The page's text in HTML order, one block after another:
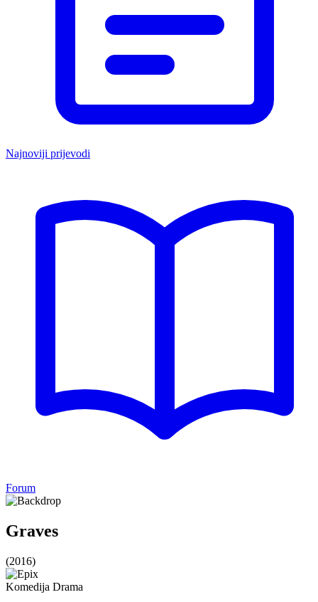
Najnoviji prijevodi
Forum
Graves
(2016)
Komedija Drama